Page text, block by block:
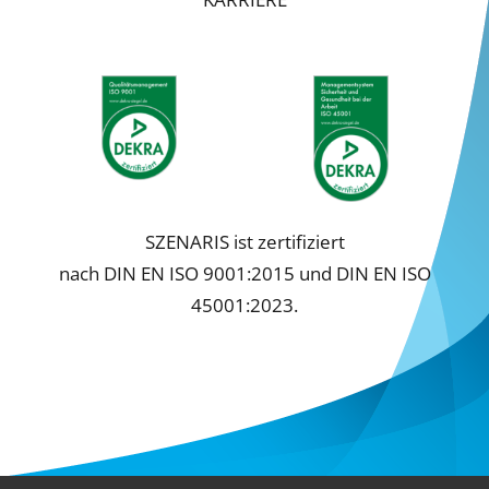
SZENARIS ist zertifiziert
nach DIN EN ISO 9001:2015 und DIN EN ISO
45001:2023.